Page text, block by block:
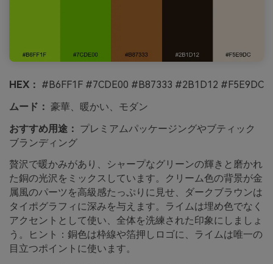
HEX： #B6FF1F #7CDE00 #B87333 #2B1D12 #F5E9DC
ムード： 豪華、暖かい、モダン
おすすめ用途： プレミアムパッケージングやブティック
ブランディング
贅沢で暖かみがあり、シャープなグリーンの輝きと磨かれ
た銅の光沢をミックスしています。クリーム色の背景が金
属風のパーツを高級感たっぷりに見せ、ダークブラウンは
タイポグラフィに深みを与えます。ライムは埋め色でなく
アクセントとして使い、全体を洗練された印象にしましょ
う。ヒント：銅色は枠線や箔押しロゴに、ライムは唯一の
目立つポイントに使います。